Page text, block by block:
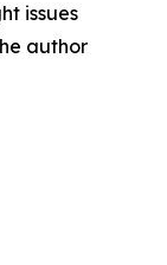
issues
author